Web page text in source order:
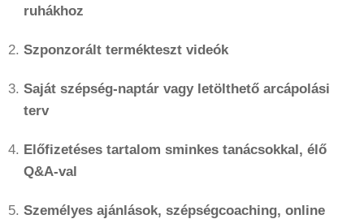
ruhákhoz
Szponzorált termékteszt videók
Saját szépség-naptár vagy letölthető arcápolási
terv
Előfizetéses tartalom sminkes tanácsokkal, élő
Q&A-val
Személyes ajánlások, szépségcoaching, online